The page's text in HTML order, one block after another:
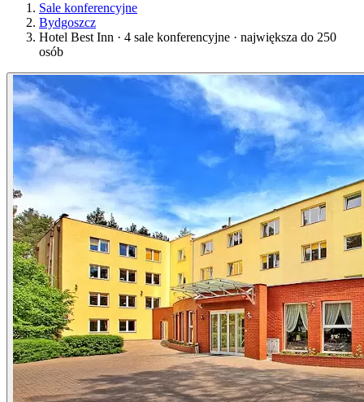
Sale konferencyjne
Bydgoszcz
Hotel Best Inn · 4 sale konferencyjne · największa do 250
osób